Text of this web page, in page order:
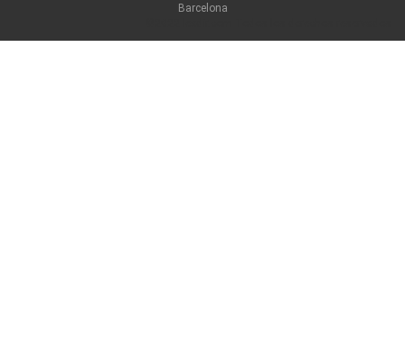
Barcelona